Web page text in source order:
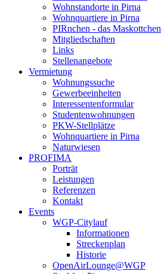
Wohnstandorte in Pirna
Wohnquartiere in Pirna
PIRnchen - das Maskottchen
Mitgliedschaften
Links
Stellenangebote
Vermietung
Wohnungssuche
Gewerbeeinheiten
Interessentenformular
Studentenwohnungen
PKW-Stellplätze
Wohnquartiere in Pirna
Naturwiesen
PROFIMA
Porträt
Leistungen
Referenzen
Kontakt
Events
WGP-Citylauf
Informationen
Streckenplan
Historie
OpenAirLounge@WGP